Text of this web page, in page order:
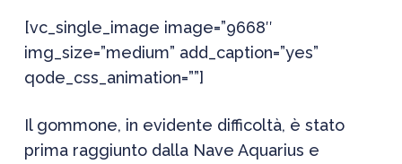
[vc_single_image image=”9668″
img_size=”medium” add_caption=”yes”
qode_css_animation=””]
Il gommone, in evidente difficoltà, è stato
prima raggiunto dalla Nave Aquarius e